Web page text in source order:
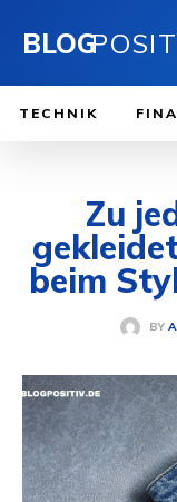
BLOG
TECHNIK
Zu
beim
BY